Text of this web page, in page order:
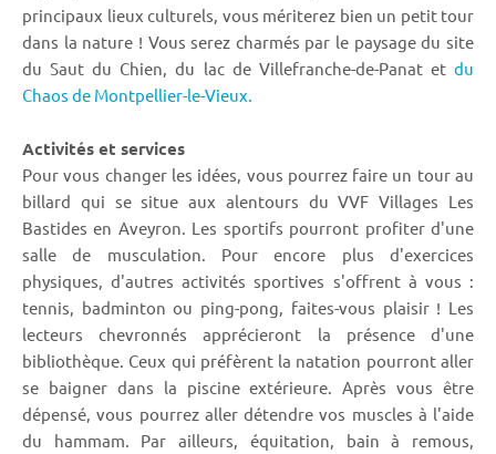
principaux lieux culturels, vous mériterez bien un petit tour
dans la nature ! Vous serez charmés par le paysage du site
du Saut du Chien, du lac de Villefranche-de-Panat et du
Chaos de Montpellier-le-Vieux.
Activités et services
Pour vous changer les idées, vous pourrez faire un tour au
billard qui se situe aux alentours du VVF Villages Les
Bastides en Aveyron. Les sportifs pourront profiter d'une
salle de musculation. Pour encore plus d'exercices
physiques, d'autres activités sportives s'offrent à vous :
tennis, badminton ou ping-pong, faites-vous plaisir ! Les
lecteurs chevronnés apprécieront la présence d'une
bibliothèque. Ceux qui préfèrent la natation pourront aller
se baigner dans la piscine extérieure. Après vous être
dépensé, vous pourrez aller détendre vos muscles à l'aide
du hammam. Par ailleurs, équitation, bain à remous,